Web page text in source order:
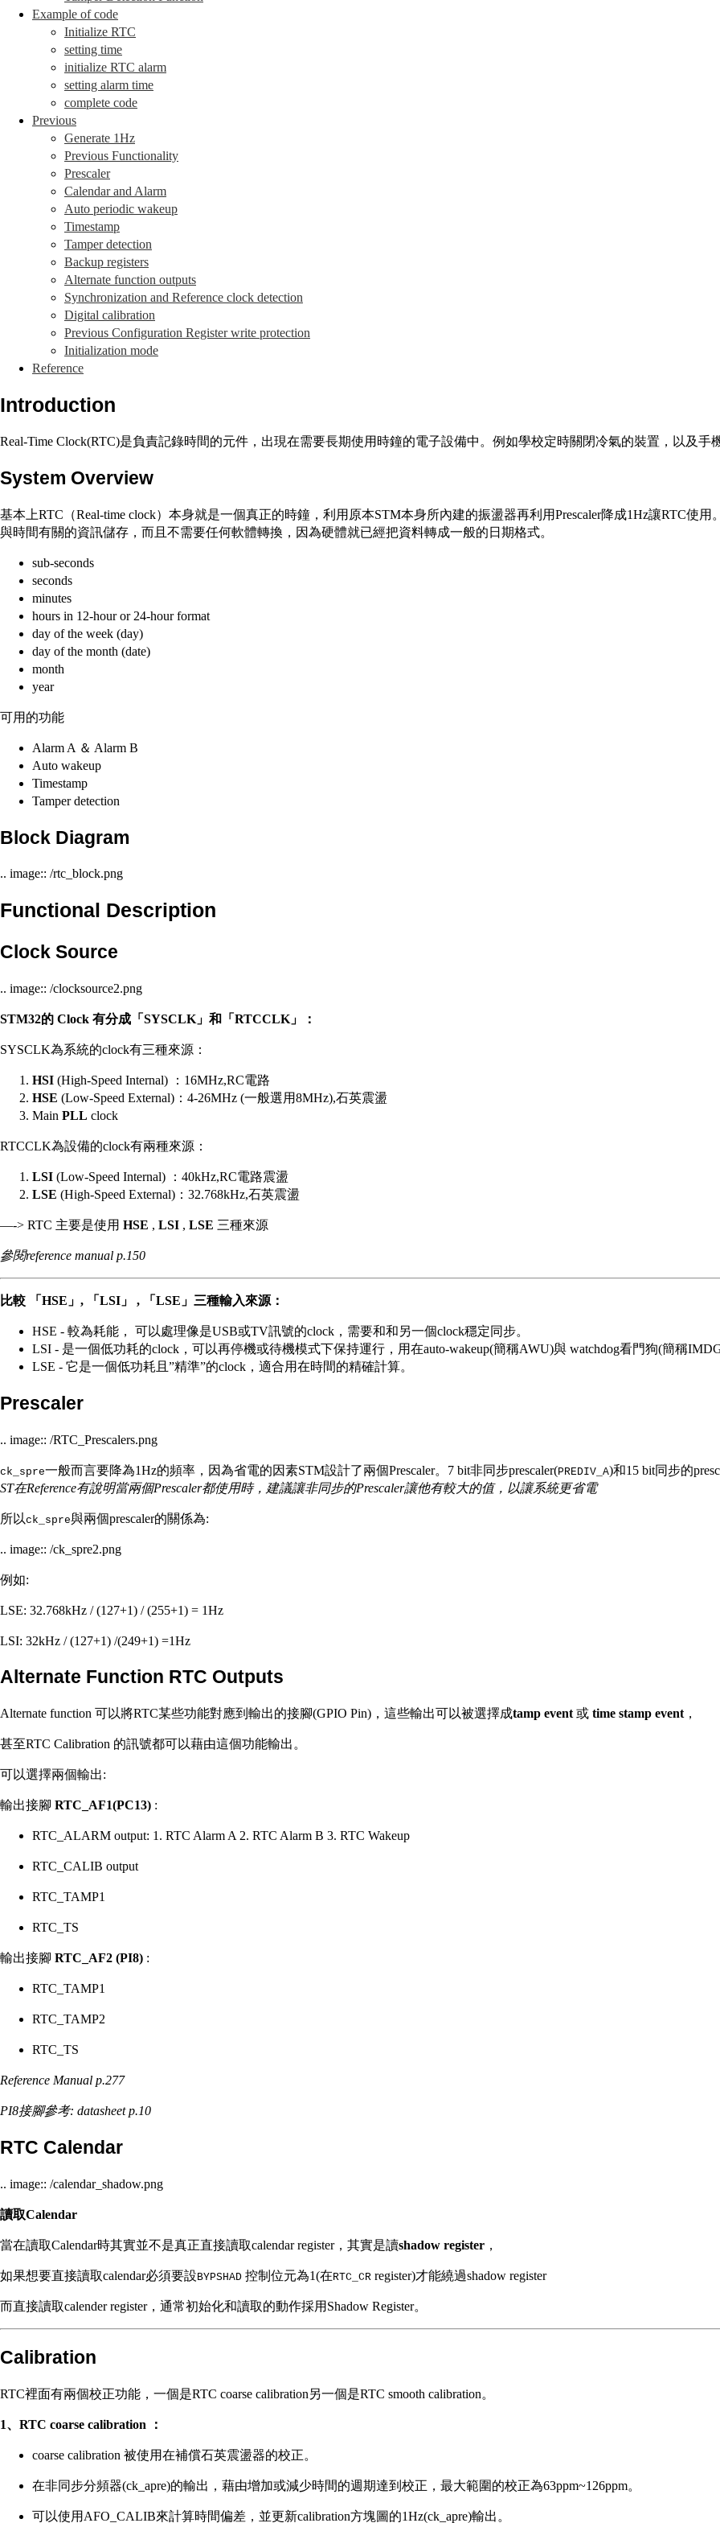
Example of code
Initialize RTC
setting time
initialize RTC alarm
setting alarm time
complete code
Previous
Generate 1Hz
Previous Functionality
Prescaler
Calendar and Alarm
Auto periodic wakeup
Timestamp
Tamper detection
Backup registers
Alternate function outputs
Synchronization and Reference clock detection
Digital calibration
Previous Configuration Register write protection
Initialization mode
Reference
Introduction
Real-Time Clock(RTC)是負責記錄時間的元件，出現在需要長期使用時鐘的電子設備中。例如學校定時關閉冷氣的裝置，以及手
System Overview
基本上RTC（Real-time clock）本身就是一個真正的時鐘，利用原本STM本身所內建的振盪器再利用Prescaler降成1Hz讓RTC使用
與時間有關的資訊儲存，而且不需要任何軟體轉換，因為硬體就已經把資料轉成一般的日期格式。
sub-seconds
seconds
minutes
hours in 12-hour or 24-hour format
day of the week (day)
day of the month (date)
month
year
可用的功能
Alarm A ＆ Alarm B
Auto wakeup
Timestamp
Tamper detection
Block Diagram
.. image:: /rtc_block.png
Functional Description
Clock Source
.. image:: /clocksource2.png
STM32的 Clock 有分成「SYSCLK」和「RTCCLK」：
SYSCLK為系統的clock有三種來源：
HSI (High-Speed Internal) ：16MHz,RC電路
HSE (Low-Speed External)：4-26MHz (一般選用8MHz),石英震盪
Main PLL clock
RTCCLK為設備的clock有兩種來源：
LSI (Low-Speed Internal) ：40kHz,RC電路震盪
LSE (High-Speed External)：32.768kHz,石英震盪
—-> RTC 主要是使用 HSE , LSI , LSE 三種來源
參閱reference manual p.150
比較 「HSE」, 「LSI」 , 「LSE」三種輸入來源：
HSE - 較為耗能， 可以處理像是USB或TV訊號的clock，需要和和另一個clock穩定同步。
LSI - 是一個低功耗的clock，可以再停機或待機模式下保持運行，用在auto-wakeup(簡稱AWU)與 watchdog看門狗(簡稱
LSE - 它是一個低功耗且”精準”的clock，適合用在時間的精確計算。
Prescaler
.. image:: /RTC_Prescalers.png
ck_spre一般而言要降為1Hz的頻率，因為省電的因素STM設計了兩個Prescaler。7 bit非同步prescaler(PREDIV_A)和15 bit同步的
ST在Reference有說明當兩個Prescaler都使用時，建議讓非同步的Prescaler讓他有較大的值，以讓系統更省電
所以ck_spre與兩個prescaler的關係為:
.. image:: /ck_spre2.png
例如:
LSE: 32.768kHz / (127+1) / (255+1) = 1Hz
LSI: 32kHz / (127+1) /(249+1) =1Hz
Alternate Function RTC Outputs
Alternate function 可以將RTC某些功能對應到輸出的接腳(GPIO Pin)，這些輸出可以被選擇成tamp event 或 time stamp event ，
甚至RTC Calibration 的訊號都可以藉由這個功能輸出。
可以選擇兩個輸出:
輸出接腳 RTC_AF1(PC13) :
RTC_ALARM output: 1. RTC Alarm A 2. RTC Alarm B 3. RTC Wakeup
RTC_CALIB output
RTC_TAMP1
RTC_TS
輸出接腳 RTC_AF2 (PI8) :
RTC_TAMP1
RTC_TAMP2
RTC_TS
Reference Manual p.277
PI8接腳參考: datasheet p.10
RTC Calendar
.. image:: /calendar_shadow.png
讀取Calendar
當在讀取Calendar時其實並不是真正直接讀取calendar register，其實是讀shadow register ，
如果想要直接讀取calendar必須要設 BYPSHAD 控制位元為1(在 RTC_CR register)才能繞過shadow register
而直接讀取calender register，通常初始化和讀取的動作採用Shadow Register。
Calibration
RTC裡面有兩個校正功能，一個是RTC coarse calibration另一個是RTC smooth calibration。
1、RTC coarse calibration ：
coarse calibration 被使用在補償石英震盪器的校正。
在非同步分頻器(ck_apre)的輸出，藉由增加或減少時間的週期達到校正，最大範圍的校正為63ppm~126ppm。
可以使用AFO_CALIB來計算時間偏差，並更新calibration方塊圖的1Hz(ck_apre)輸出。